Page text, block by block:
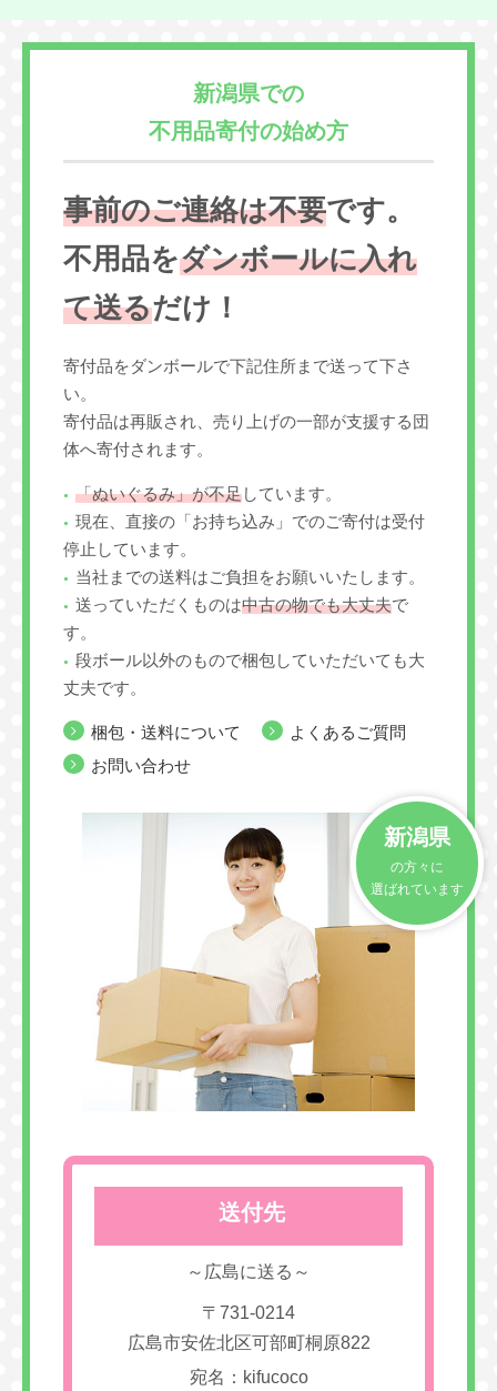
新潟県での
不用品寄付の始め方
事前のご連絡は不要です。
不用品をダンボールに入れ
て送るだけ！
寄付品をダンボールで下記住所まで送って下さ
い。
寄付品は再販され、売り上げの一部が支援する団
体へ寄付されます。
「ぬいぐるみ」が不足しています。
現在、直接の「お持ち込み」でのご寄付は受付
停止しています。
当社までの送料はご負担をお願いいたします。
送っていただくものは中古の物でも大丈夫で
す。
段ボール以外のもので梱包していただいても大
丈夫です。
梱包・送料について
よくあるご質問
お問い合わせ
新潟県
の方々に
選ばれています
送付先
～広島に送る～
〒731-0214
広島市安佐北区可部町桐原822
宛名：kifucoco